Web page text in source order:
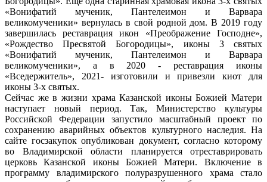
«Вонифатий мученик, Пантелеимон и Варвара
великомученики» вернулась в свой родной дом. В 2019 году
завершилась реставрация икон «Преображение Господне»,
«Рождество Пресвятой Богородицы», иконы 3 святых
«Вонифатий мученик, Пантелеимон и Варвара
великомученики», а в 2020 - реставрация иконы
«Вседержитель», 2021- изготовили и привезли киот для
иконы 3-х святых.
Сейчас же в жизни храма Казанской иконы Божией Матери
наступает новый период. Так, Министерство культуры
Российской Федерации запустило масштабный проект по
сохранению аварийных объектов культурного наследия. На
сайте госзакупок опубликован документ, согласно которому
во Владимирской области планируется отреставрировать
церковь Казанской иконы Божией Матери. Включение в
программу владимирского полуразрушенного храма стало